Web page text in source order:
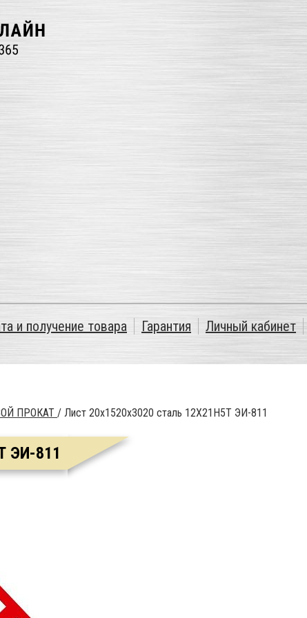
и получение товара Гарантия Личный кабинет
ПРОКАТ / Лист 20х1520х3020 сталь 12Х21Н5Т ЭИ-811
ЭИ-811